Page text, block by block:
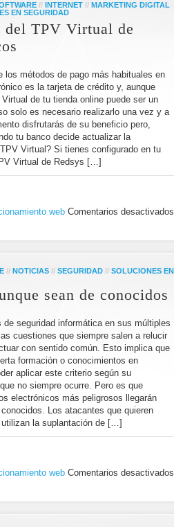
// INTERNET // MARKETING DIGITAL
EN SEGURIDAD
del TPV Virtual de
los métodos de pago más habituales en
es la tarjeta de crédito y, aunque
de tu tienda online puede ser un
solo es necesario realizarlo una vez y a
disfrutarás de su beneficio pero,
tu banco decide actualizar la
Virtual? Si tienes configurado en tu
Virtual de Redsys […]
web Comentarios desactivados
// NOTICIAS // SEGURIDAD // SOLUCIONES EN
sean de conocidos
de seguridad informática en sus múltiples
cuestiones que siempre salen a relucir
con sentido común. Esto implica que
formación o conocimientos en
aplicar este criterio según su
no siempre ocurre. Pero es que
electrónicos más peligrosos llegarán
Los atacantes que quieren
utilizan la suplantación de […]
web Comentarios desactivados